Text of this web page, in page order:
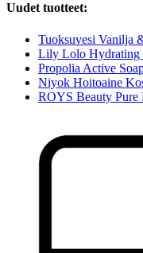
Uudet tuotteet:
Tuoksuvesi Vanilja
Lily Lolo Hydrating
Propolia Active
Niyok Hoitoaine
ROYS Beauty Pure